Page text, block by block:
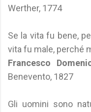
Werther, 1774
Se la vita fu bene,
vita fu male, perché
Francesco
Benevento, 1827
Gli uomini sono